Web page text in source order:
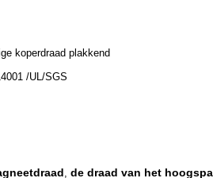
koperdraad plakkend
/UL/SGS
, de draad van het